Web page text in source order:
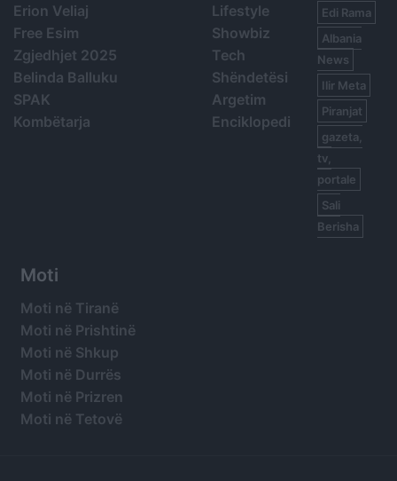
Erion Veliaj
Free Esim
Zgjedhjet 2025
Belinda Balluku
SPAK
Kombëtarja
Lifestyle
Showbiz
Tech
Shëndetësi
Argetim
Enciklopedi
Edi Rama
Albania
News
Ilir Meta
Piranjat
gazeta,
tv,
portale
Sali
Berisha
Moti
Moti në Tiranë
Moti në Prishtinë
Moti në Shkup
Moti në Durrës
Moti në Prizren
Moti në Tetovë